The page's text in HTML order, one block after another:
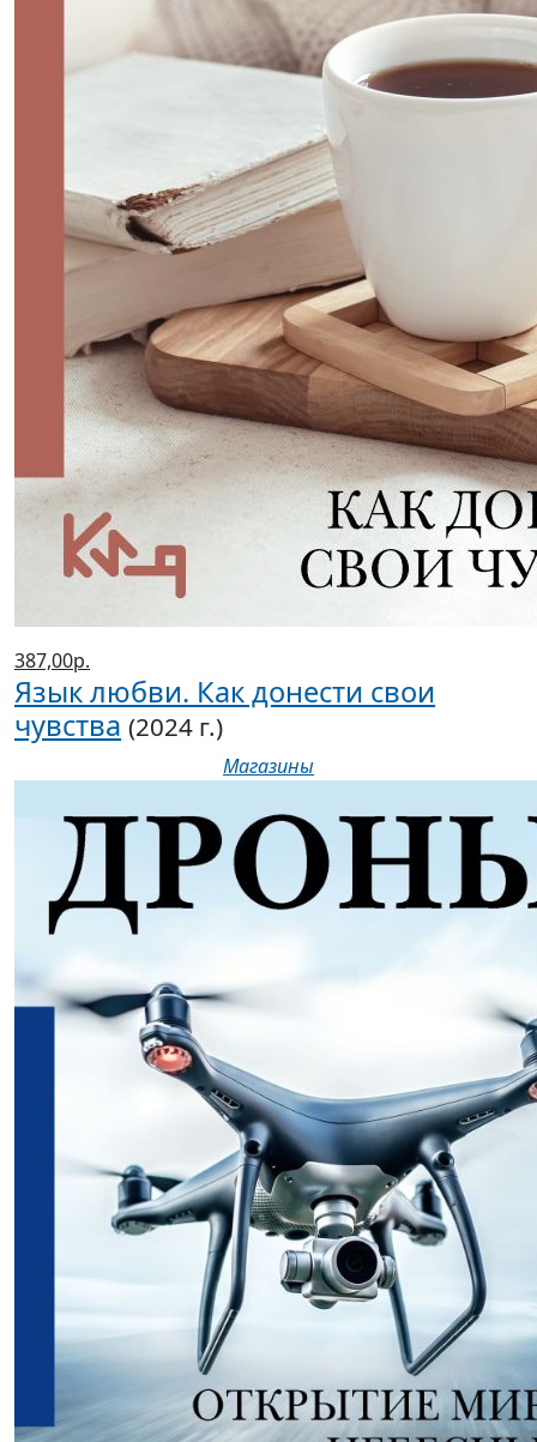
387,00р.
Язык любви. Как донести свои
чувства (2024 г.)
Магазины